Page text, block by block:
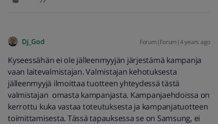
Dj_God Forum|Forum|4 years ago
Kyseessähän ei ole jälleenmyyjän järjestämä kampanja
vaan laitevalmistajan. Valmistajan kehotuksesta
jälleenmyyjä ilmoittaa tuotteen yhteydessä tästä
valmistajan omasta kampanjasta. Kampanjaehdoissa on
kerrottu kuka vastaa toteutuksesta ja kampanjatuotteen
toimittamisesta. Tässä tapauksessa se on Samsung, ei